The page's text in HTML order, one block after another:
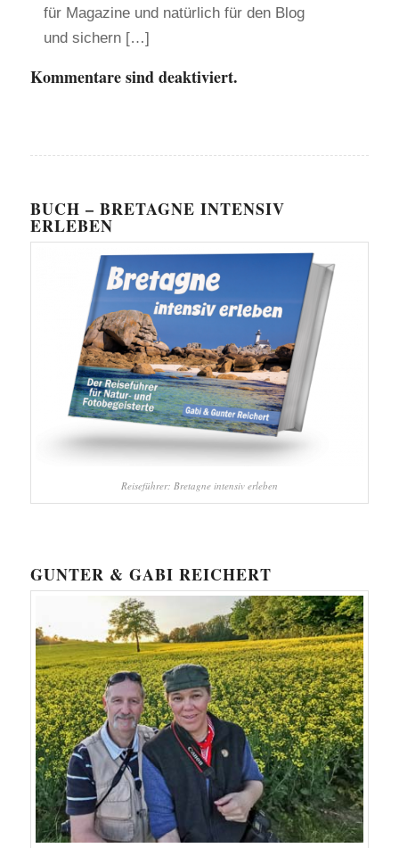
für Magazine und natürlich für den Blog
und sichern […]
Kommentare sind deaktiviert.
BUCH – BRETAGNE INTENSIV
ERLEBEN
Reiseführer: Bretagne intensiv erleben
GUNTER & GABI REICHERT